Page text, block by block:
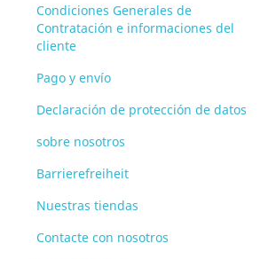
Condiciones Generales de
Contratación e informaciones del
cliente
Pago y envío
Declaración de protección de datos
sobre nosotros
Barrierefreiheit
Nuestras tiendas
Contacte con nosotros